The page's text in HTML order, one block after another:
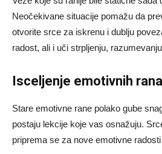
Neočekivane situacije pomažu da
otvorite srce za iskrenu i dublju
radost, ali i uči strpljenju,
Isceljenje emotivnih rana
Stare emotivne rane polako gube
postaju lekcije koje vas osnažuju.
priprema se za nove emotivne